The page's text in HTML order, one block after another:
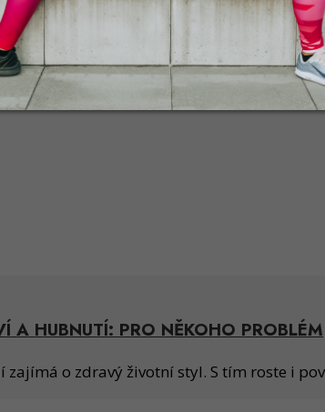
A HUBNUTÍ: PRO NĚKOHO PROBLÉM
zajímá o zdravý životní styl. S tím roste i